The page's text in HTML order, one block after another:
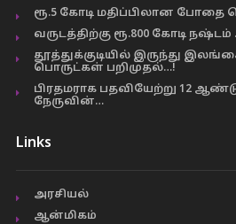
ரூ.5 கோடி மதிப்பிலான போதை
வருடத்திற்கு ரூ.800 கோடி
தூத்துக்குடியில் இருந்து
பொருட்கள் பறிமுதல்…!
பிரதமராக பதவியேற்று 12
நேருவின்…
Links
அரசியல்
ஆன்மிகம்